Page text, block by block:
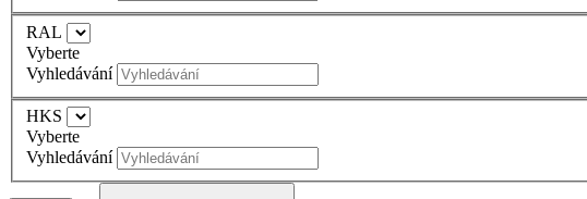
RAL
Vyberte
Vyhledávání
HKS
Vyberte
Vyhledávání